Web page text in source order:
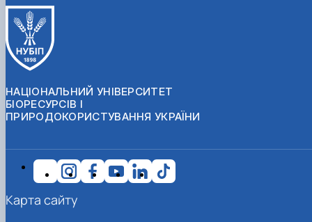
НАЦІОНАЛЬНИЙ УНІВЕРСИТЕТ
БІОРЕСУРСІВ І
ПРИРОДОКОРИСТУВАННЯ УКРАЇНИ
Карта сайту